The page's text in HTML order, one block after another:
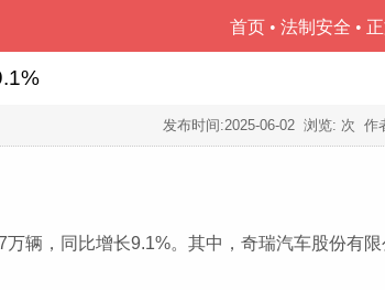
首页 • 法制安全 •
发布时间:2025-06-02 浏览: 次 作
辆，同比增长9.1%。其中，奇瑞汽车股份有